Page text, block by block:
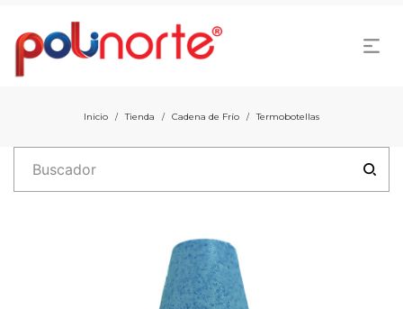
Inicio / Tienda / Cadena de Frío / Termobotellas